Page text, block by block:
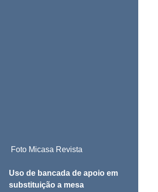
Foto Micasa Revista
Uso de bancada de apoio em
substituição a mesa